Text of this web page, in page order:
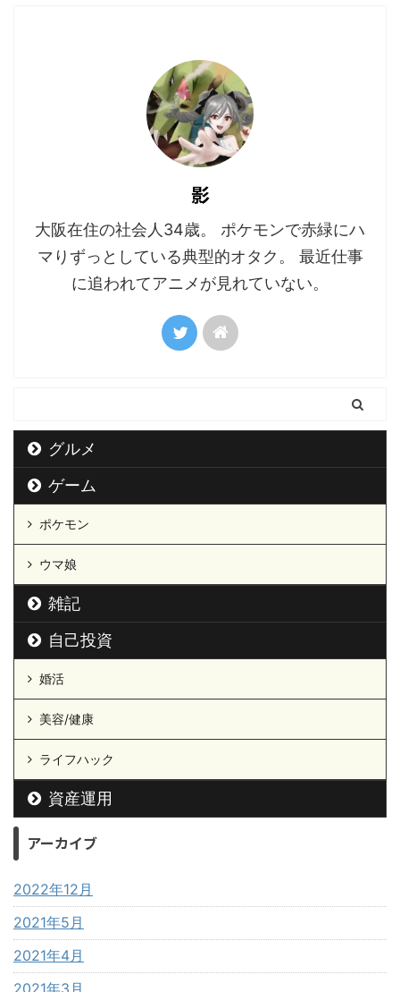
影
大阪在住の社会人34歳。 ポケモンで赤緑にハ
マりずっとしている典型的オタク。 最近仕事
に追われてアニメが見れていない。
グルメ
ゲーム
ポケモン
ウマ娘
雑記
自己投資
婚活
美容/健康
ライフハック
資産運用
アーカイブ
2022年12月
2021年5月
2021年4月
2021年3月